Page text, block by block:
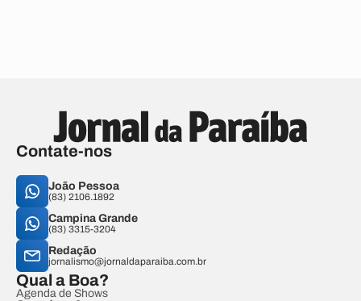
Contate-nos
João Pessoa
(83) 2106.1892
Campina Grande
(83) 3315-3204
Redação
jornalismo@jornaldaparaiba.com.br
Qual a Boa?
Agenda de Shows